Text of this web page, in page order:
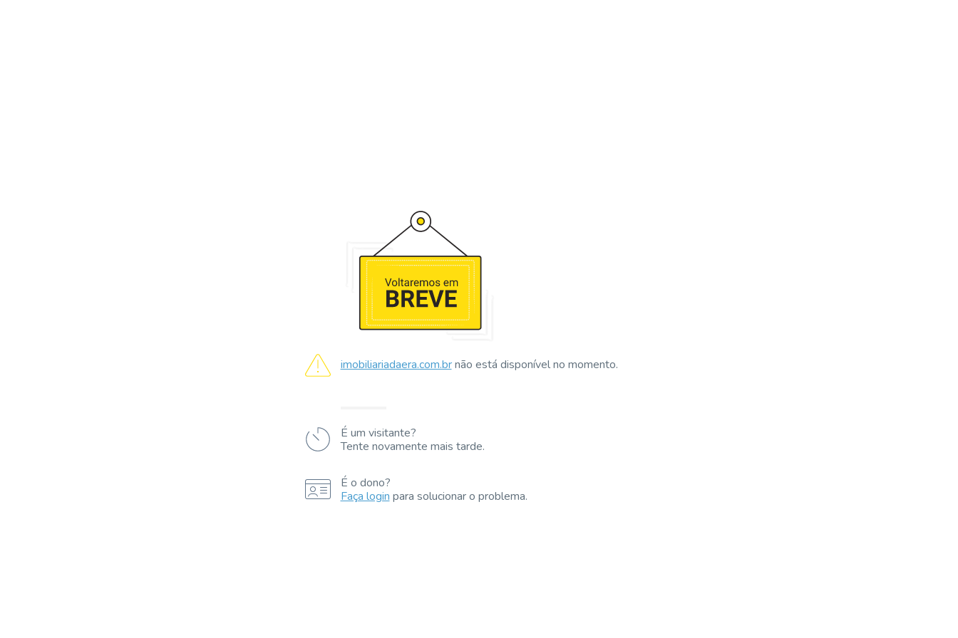
imobiliariadaera.com.brnão está disponível no momento.
É um visitante?
Tente novamente mais tarde.
É o dono?
Faça login para solucionar o problema.